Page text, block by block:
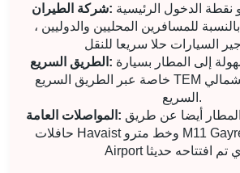
شركة الطيران:
للمسافرين المحليين والدوليين ،
الطريق السريع:
خاصة عبر الطريق السريع TEM وطريق مرمرة الشمالي
السريع.
المواصلات العامة:
حافلات Havaist وخط مترو M11 Gayrettepe - Istanbul